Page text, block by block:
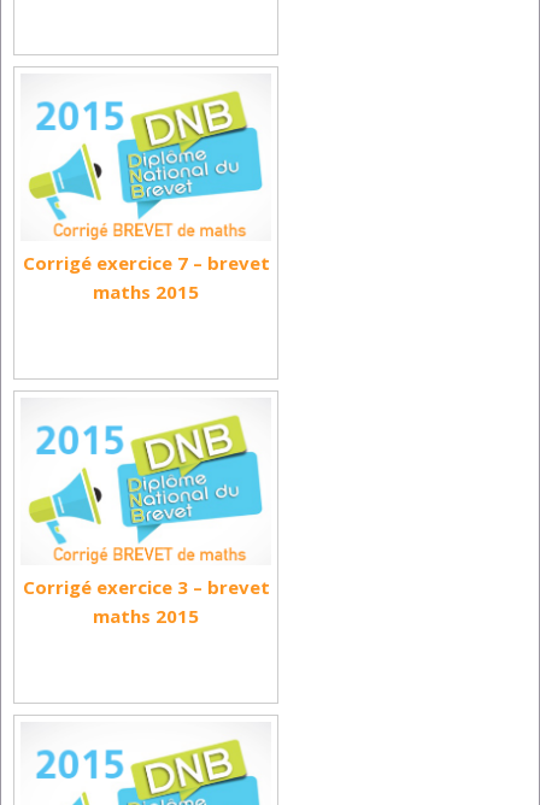
Corrigé exercice 7 – brevet
maths 2015
Corrigé exercice 3 – brevet
maths 2015